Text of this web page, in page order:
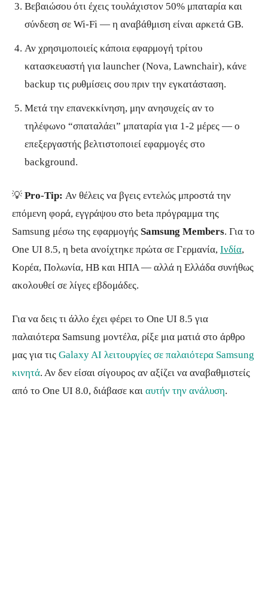
Βεβαιώσου ότι έχεις τουλάχιστον 50% μπαταρία και
σύνδεση σε Wi-Fi — η αναβάθμιση είναι αρκετά GB.
Αν χρησιμοποιείς κάποια εφαρμογή τρίτου
κατασκευαστή για launcher (Nova, Lawnchair), κάνε
backup τις ρυθμίσεις σου πριν την εγκατάσταση.
Μετά την επανεκκίνηση, μην ανησυχείς αν το
τηλέφωνο “σπαταλάει” μπαταρία για 1-2 μέρες — ο
επεξεργαστής βελτιστοποιεί εφαρμογές στο
background.
💡 Pro-Tip: Αν θέλεις να βγεις εντελώς μπροστά την
επόμενη φορά, εγγράψου στο beta πρόγραμμα της
Samsung μέσω της εφαρμογής Samsung Members. Για το
One UI 8.5, η beta ανοίχτηκε πρώτα σε Γερμανία, Ινδία,
Κορέα, Πολωνία, ΗΒ και ΗΠΑ — αλλά η Ελλάδα συνήθως
ακολουθεί σε λίγες εβδομάδες.
Για να δεις τι άλλο έχει φέρει το One UI 8.5 για
παλαιότερα Samsung μοντέλα, ρίξε μια ματιά στο άρθρο
μας για τις Galaxy AI λειτουργίες σε παλαιότερα Samsung
κινητά. Αν δεν είσαι σίγουρος αν αξίζει να αναβαθμιστείς
από το One UI 8.0, διάβασε και αυτήν την ανάλυση.